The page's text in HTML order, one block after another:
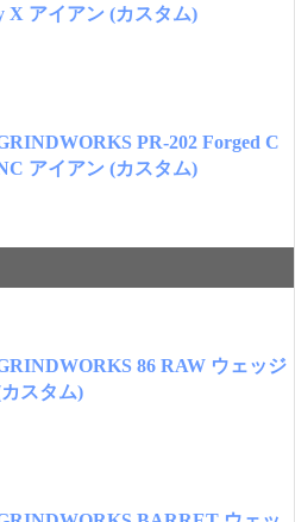
X アイアン (カスタム)
PR-202 Forged C
アイアン (カスタム)
86 RAW ウェッジ
スタム)